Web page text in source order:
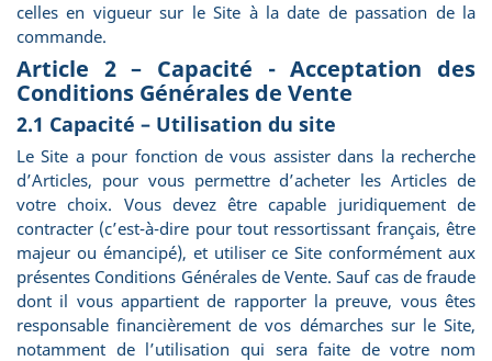
celles en vigueur sur le Site à la date de passation de la
commande.
Article 2 – Capacité - Acceptation des
Conditions Générales de Vente
2.1 Capacité – Utilisation du site
Le Site a pour fonction de vous assister dans la recherche
d’Articles, pour vous permettre d’acheter les Articles de
votre choix. Vous devez être capable juridiquement de
contracter (c’est-à-dire pour tout ressortissant français, être
majeur ou émancipé), et utiliser ce Site conformément aux
présentes Conditions Générales de Vente. Sauf cas de fraude
dont il vous appartient de rapporter la preuve, vous êtes
responsable financièrement de vos démarches sur le Site,
notamment de l’utilisation qui sera faite de votre nom